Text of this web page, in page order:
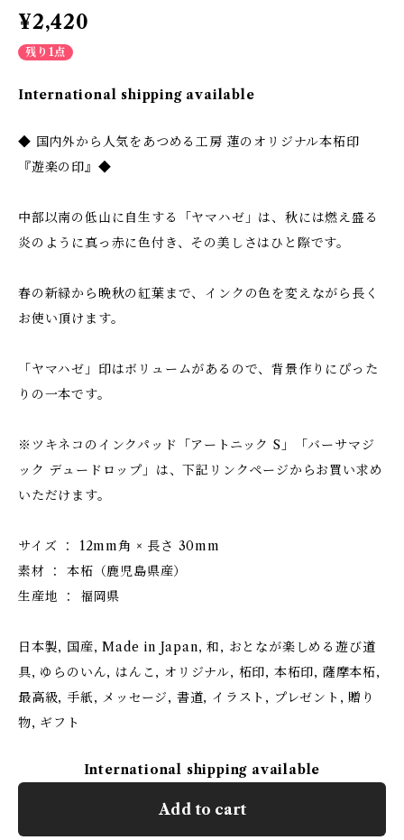
¥2,420
残り1点
International shipping available
◆ 国内外から人気をあつめる工房 蓮のオリジナル本柘印
『遊楽の印』◆
中部以南の低山に自生する「ヤマハゼ」は、秋には燃え盛る
炎のように真っ赤に色付き、その美しさはひと際です。
春の新緑から晩秋の紅葉まで、インクの色を変えながら長く
お使い頂けます。
「ヤマハゼ」印はボリュームがあるので、背景作りにぴった
りの一本です。
※ツキネコのインクパッド「アートニック S」「バーサマジ
ック デュードロップ」は、下記リンクページからお買い求め
いただけます。
サイズ ： 12mm角 × 長さ 30mm
素材 ： 本柘（鹿児島県産）
生産地 ： 福岡県
日本製, 国産, Made in Japan, 和, おとなが楽しめる遊び道
具, ゆらのいん, はんこ, オリジナル, 柘印, 本柘印, 薩摩本柘,
最高級, 手紙, メッセージ, 書道, イラスト, プレゼント, 贈り
物, ギフト
International shipping available
Add to cart